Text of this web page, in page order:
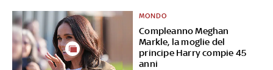
Compleanno Meghan
Markle, la moglie del
principe Harry compie 45
anni
MONDO